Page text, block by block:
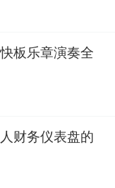
板乐章演奏全
财务仪表盘的